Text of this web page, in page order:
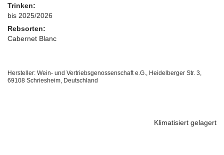
Trinken:
bis 2025/2026
Rebsorten:
Cabernet Blanc
Hersteller: Wein- und Vertriebsgenossenschaft e.G., Heidelberger Str. 3,
69108 Schriesheim, Deutschland
Klimatisiert gelagert